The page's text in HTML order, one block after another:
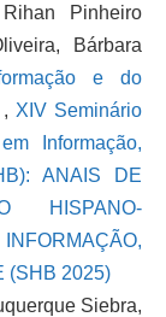
Pinheiro
Bárbara
e do
, XIV Seminário
Informação,
ANAIS DE
HISPANO-
(SHB 2025)
Siebra,